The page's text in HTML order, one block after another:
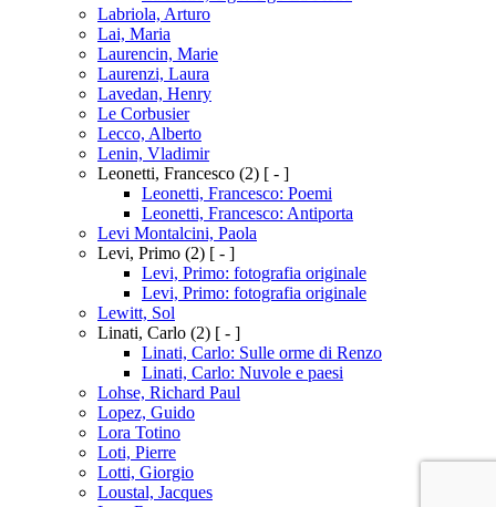
Labriola, Arturo
Lai, Maria
Laurencin, Marie
Laurenzi, Laura
Lavedan, Henry
Le Corbusier
Lecco, Alberto
Lenin, Vladimir
Leonetti, Francesco (2) [ - ]
Leonetti, Francesco: Poemi
Leonetti, Francesco: Antiporta
Levi Montalcini, Paola
Levi, Primo (2) [ - ]
Levi, Primo: fotografia originale
Levi, Primo: fotografia originale
Lewitt, Sol
Linati, Carlo (2) [ - ]
Linati, Carlo: Sulle orme di Renzo
Linati, Carlo: Nuvole e paesi
Lohse, Richard Paul
Lopez, Guido
Lora Totino
Loti, Pierre
Lotti, Giorgio
Loustal, Jacques